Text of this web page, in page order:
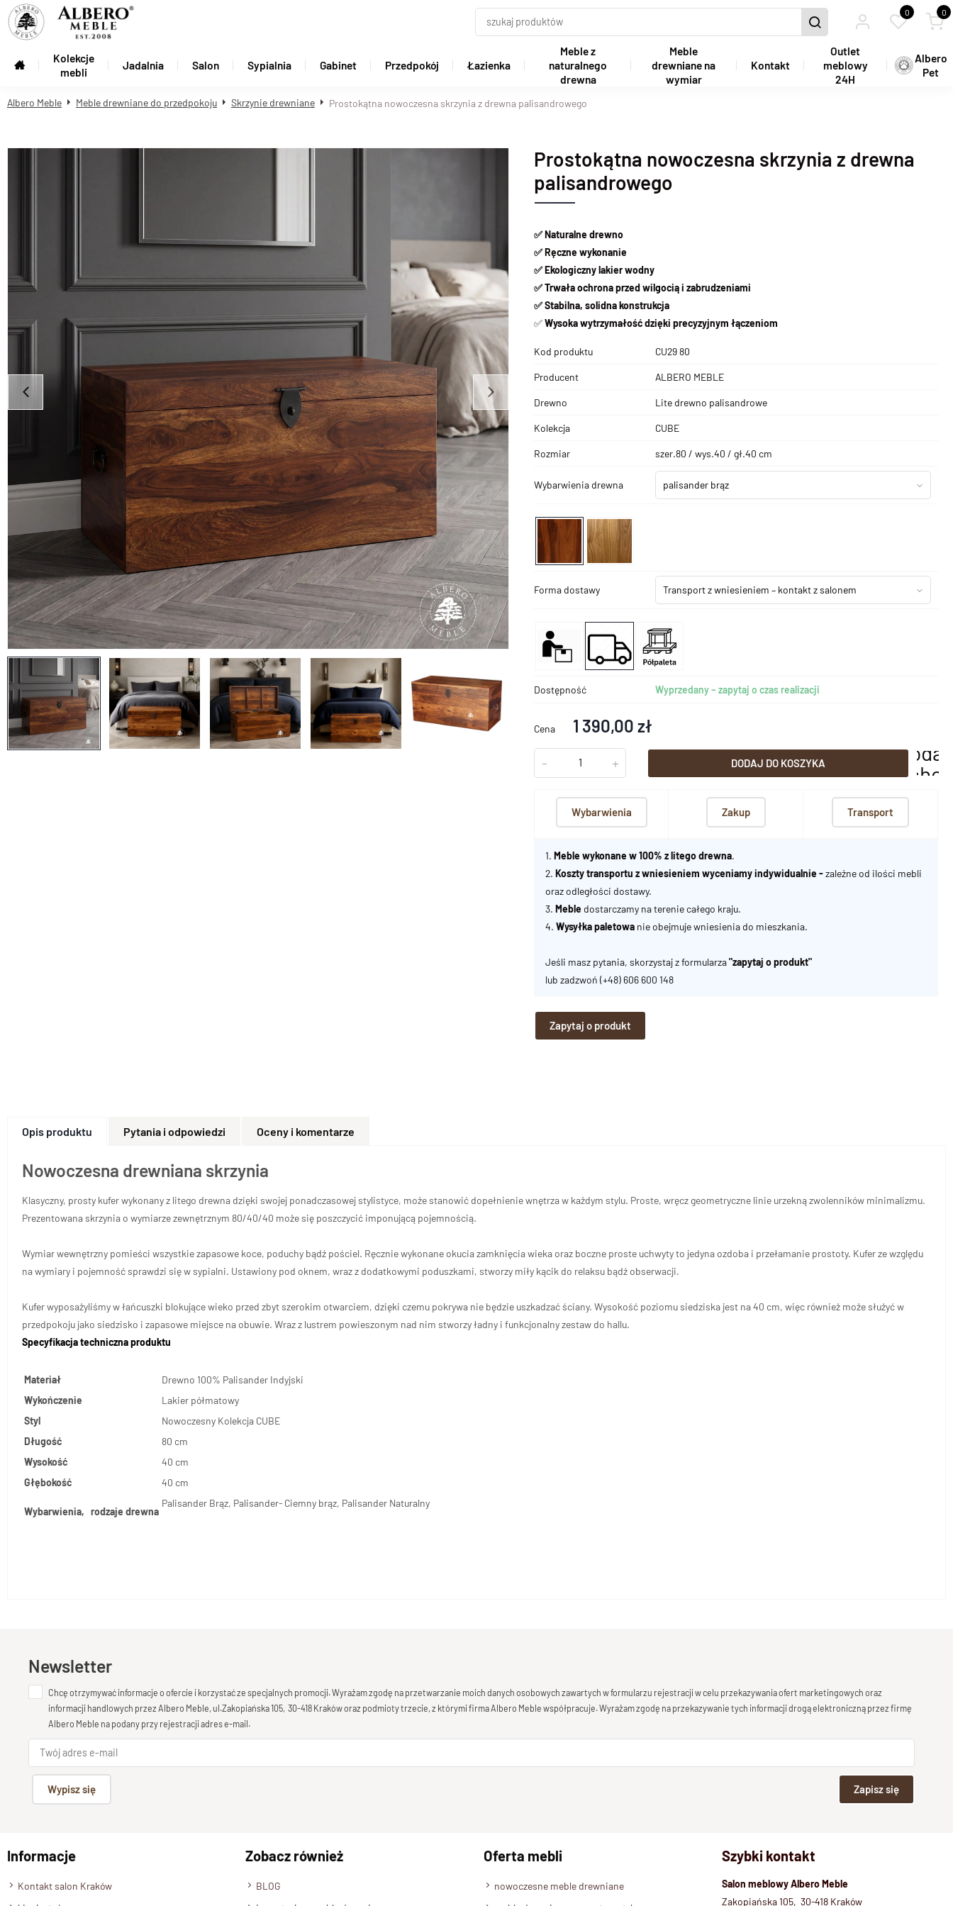
0 0
Kolekcje
mebli
Jadalnia Salon Sypialnia Gabinet Przedpokój Łazienka
Meble z
naturalnego
drewna
Meble
drewniane na
wymiar
Kontakt
Outlet
meblowy
24H
Albero
Pet
Albero Meble Meble drewniane do przedpokoju Skrzynie drewniane Prostokątna nowoczesna skrzynia z drewna palisandrowego
Prostokątna nowoczesna skrzynia z drewna
palisandrowego
✅ Naturalne drewno
✅ Ręczne wykonanie
✅ Ekologiczny lakier wodny
✅ Trwała ochrona przed wilgocią i zabrudzeniami
✅ Stabilna, solidna konstrukcja
✅Wysoka wytrzymałość dzięki precyzyjnym łączeniom
Kod produktu CU29 80
Producent ALBERO MEBLE
Drewno Lite drewno palisandrowe
Kolekcja CUBE
Rozmiar szer.80 / wys.40 / gł.40 cm
Wybarwienia drewna palisander brąz
Forma dostawy Transport z wniesieniem – kontakt z salonem
Dostępność Wyprzedany – zapytaj o czas realizacji
Cena 1 390,00 zł
- + DODAJ DO KOSZYKA
dodaj
Wybarwienia Zakup Transport
1.Meble wykonane w 100% z litego drewna.
2.Koszty transportu z wniesieniem wyceniamy indywidualnie -zależne od ilości mebli
oraz odległości dostawy.
3.Meble dostarczamy na terenie całego kraju.
4.Wysyłka paletowa nie obejmuje wniesienia do mieszkania.
Jeśli masz pytania, skorzystaj z formularza"zapytaj o produkt"
lub zadzwoń(+48) 606 600 148
Zapytaj o produkt
Opis produktu Pytania i odpowiedzi Oceny i komentarze
Nowoczesna drewniana skrzynia
Klasyczny, prosty kufer wykonany z litego drewna dzięki swojej ponadczasowej stylistyce, może stanowić dopełnienie wnętrza w każdym stylu. Proste, wręcz geometryczne linie urzekną zwolenników minimalizmu.
Prezentowana skrzynia o wymiarze zewnętrznym 80/40/40 może się poszczycić imponującą pojemnością.
Wymiar wewnętrzny pomieści wszystkie zapasowe koce, poduchy bądź pościel. Ręcznie wykonane okucia zamknięcia wieka oraz boczne proste uchwyty to jedyna ozdoba i przełamanie prostoty. Kufer ze względu
na wymiary i pojemność sprawdzi się w sypialni. Ustawiony pod oknem, wraz z dodatkowymi poduszkami, stworzy miły kącik do relaksu bądź obserwacji.
Kufer wyposażyliśmy w łańcuszki blokujące wieko przed zbyt szerokim otwarciem, dzięki czemu pokrywa nie będzie uszkadzać ściany. Wysokość poziomu siedziska jest na 40 cm, więc również może służyć w
przedpokoju jako siedzisko i zapasowe miejsce na obuwie. Wraz z lustrem powieszonym nad nim stworzy ładny i funkcjonalny zestaw do hallu.
Specyfikacja techniczna produktu
Materiał
Drewno 100% Palisander Indyjski
Wykończenie
Lakier półmatowy
Styl
Nowoczesny Kolekcja CUBE
Długość
80 cm
Wysokość
40 cm
Głębokość
40 cm
Wybarwienia, rodzaje drewna
Palisander Brąz, Palisander- Ciemny brąz, Palisander Naturalny
Newsletter
Chcę otrzymywać informacje o ofercie i korzystać ze specjalnych promocji. Wyrażam zgodę na przetwarzanie moich danych osobowych zawartych w formularzu rejestracji w celu przekazywania ofert marketingowych oraz
informacji handlowych przez Albero Meble, ul.Zakopiańska 105, 30-418 Kraków oraz podmioty trzecie, z którymi firma Albero Meble współpracuje. Wyrażam zgodę na przekazywanie tych informacji drogą elektroniczną przez firmę
Albero Meble na podany przy rejestracji adres e-mail.
Wypisz się Zapisz się
Informacje
Kontakt salon Kraków
Zobacz również
BLOG
Oferta mebli
nowoczesne meble drewniane
Szybki kontakt
Salon meblowy Albero Meble
Zakopiańska 105, 30-418 Kraków